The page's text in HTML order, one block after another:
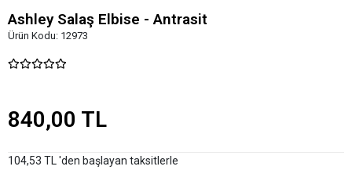
Ashley Salaş Elbise - Antrasit
Ürün Kodu: 12973
840,00 TL
104,53 TL 'den başlayan taksitlerle